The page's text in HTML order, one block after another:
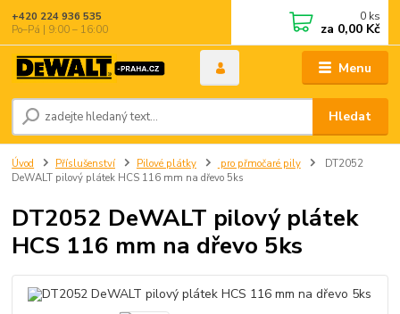
Menu
Hledat
+420 224 936 535
Po–Pá | 9:00 – 16:00
0 ks
za 0,00 Kč
Úvod Příslušenství Pilové plátky pro přmočaré pily
DT2052
DeWALT pilový plátek HCS 116 mm na dřevo 5ks
DT2052 DeWALT pilový plátek
HCS 116 mm na dřevo 5ks